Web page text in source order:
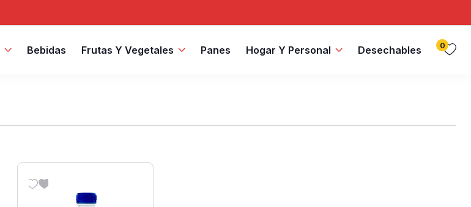
Bebidas Frutas Y Vegetales Panes Hogar Y Personal Desechables 0